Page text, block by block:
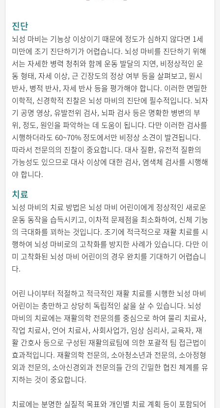
진단
뇌성 마비는 기능상 이상이기 때문에 정도가 심하지 않다면 1세
미만에 조기 진단하기가 어렵습니다. 뇌성 마비를 진단하기 위해
서는 자세한 병력 청취와 함께 운동 발달의 지연, 비정상적인 운
동 형태, 자세 이상, 근 긴장도의 정상 여부 등을 살펴보고, 원시
반사, 병적 반사, 자세 반사 등을 평가해야 합니다. 이러한 면밀한
이학적, 신경학적 진찰은 뇌성 마비의 진단에 필수적입니다. 뇌자
기 공명 영상, 유발전위 검사, 뇌파 검사 등은 명확한 병변의 부
위, 정도, 원인을 파악하는 데 도움이 됩니다. 다만 이러한 검사를
시행하더라도 60~70% 정도에서만 비정상 소견이 발견됩니다.
따라서 전문의의 진찰이 중요합니다. 대사 질환, 유전적 질환의
가능성도 있으므로 대사 이상에 대한 검사, 염색체 검사를 시행해
야 합니다.
치료
뇌성 마비의 치료 방법은 뇌성 마비 어린이에게 정상적인 새로운
운동 동작을 습득시키고, 이차적 문제점을 최소화하여, 신체 기능
의 극대화를 꾀하는 것입니다. 조기에 적극적으로 재활 치료를 시
행하여 뇌성 마비로의 고착화를 방지한 사례가 있습니다. 다만 이
미 고착화된 뇌성 마비 어린이의 경우 완치를 기대하기 어렵습니
다.
어린 나이부터 적절하고 적극적인 재활 치료를 시행한 뇌성 마비
어린이는 충만하고 상당히 독립적인 삶을 살 수 있습니다. 뇌성
마비의 치료에는 재활의학 전문의를 중심으로 하여 물리 치료사,
작업 치료사, 언어 치료사, 사회사업가, 임상 심리사, 교육자, 재
활 간호사 등으로 구성된 재활의료팀에 의한 포괄적 팀 접근법이
효과적입니다. 재활의학 전문의, 소아청소년과 전문의, 소아정형
외과 전문의, 소아신경외과 전문의들 간의 긴밀한 협진 체계를 유
지하는 것이 중요합니다.
치료에는 분명한 실질적 목표와 개인별 치료 계획 등이 포함되어